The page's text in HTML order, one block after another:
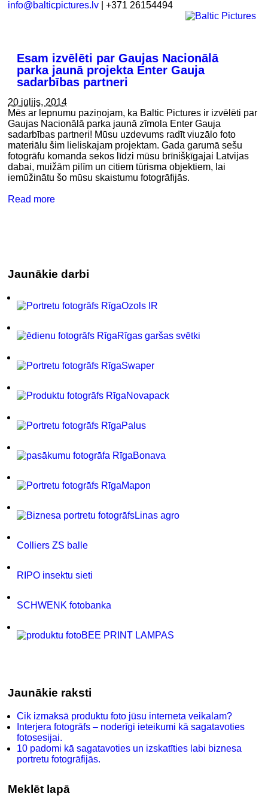
info@balticpictures.lv | +371 26154494
Esam izvēlēti par Gaujas Nacionālā
parka jaunā projekta Enter Gauja
sadarbības partneri
20 jūlijs, 2014
Mēs ar lepnumu paziņojam, ka Baltic Pictures ir izvēlēti par
Gaujas Nacionālā parka jaunā zīmola Enter Gauja
sadarbības partneri! Mūsu uzdevums radīt viuzālo foto
materiālu šim lieliskajam projektam. Gada garumā sešu
fotogrāfu komanda sekos līdzi mūsu brīnišķīgajai Latvijas
dabai, muižām pilīm un citiem tūrisma objektiem, lai
iemūžinātu šo mūsu skaistumu fotogrāfijās.
Read more
Jaunākie darbi
Ozols IR
Rīgas garšas svētki
Swaper
Novapack
Palus
Bonava
Mapon
Linas agro
Colliers ZS balle
RIPO insektu sieti
SCHWENK fotobanka
BEE PRINT LAMPAS
Jaunākie raksti
Cik izmaksā produktu foto jūsu interneta veikalam?
Interjera fotogrāfs – noderīgi ieteikumi kā sagatavoties
fotosesijai.
10 padomi kā sagatavoties un izskatīties labi biznesa
portretu fotogrāfijās.
Meklēt lapā